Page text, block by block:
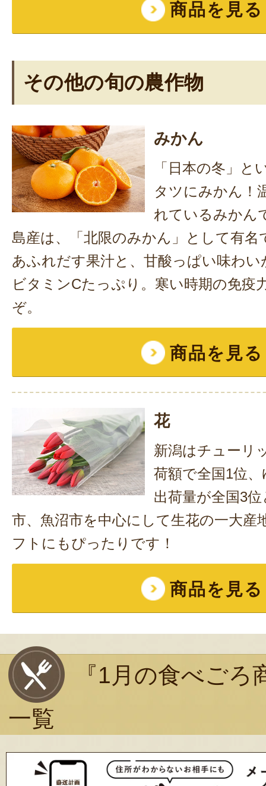
商品を見る
その他の旬の農作物
みかん
「日本の冬」と
タツにみかん！
れているみかん
島産は、「北限のみかん」として有名
あふれだす果汁と、甘酸っぱい味わ
ビタミンCたっぷり。寒い時期の免疫
ぞ。
商品を見る
花
新潟はチューリ
荷額で全国1位
出荷量が全国3
市、魚沼市を中心にして生花の一大産
フトにもぴったりです！
商品を見る
『1月の食べごろ
一覧